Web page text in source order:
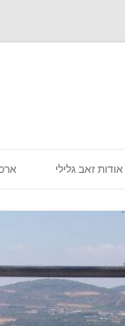
אודות זאב גלילי